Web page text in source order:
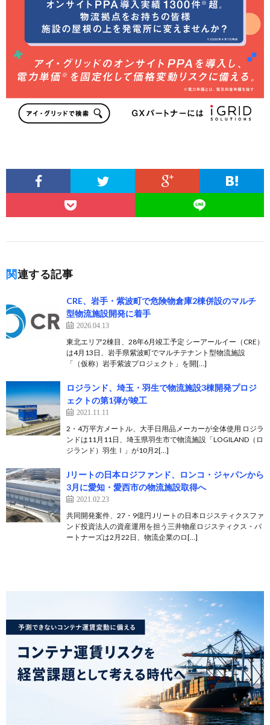
関連する記事
CRE、岩手・紫波町で危険物倉庫2棟併設のマルチ
型物流施設開発に着手
2026.04.13
東北エリア2棟目、28年6月竣工予定 シーアールイー（CRE）
は4月13日、岩手県紫波町でマルチテナント型物流施設
「（仮称）岩手紫波プロジェクト」を開[…]
ロジランド、埼玉・羽生で物流施設3棟開発プロジ
ェクトの第1弾が竣工
2021.11.11
2・4万平方メートル、大手日用品メーカーが全体使用 ロジラ
ンドは11月11日、埼玉県羽生市で物流施設「LOGILAND（ロ
ジランド）羽生Ⅰ」が10月2[…]
Jリートの日本ロジファンド、ロンコ・ジャパンから
3月に愛知・愛西市の物流施設取得へ
2021.02.23
共同開発案件、27・9億円 Jリートの日本ロジスティクスファ
ンド投資法人の資産運用を担う三井物産ロジスティクス・パ
ートナーズは2月22日、物流企業のロ[…]